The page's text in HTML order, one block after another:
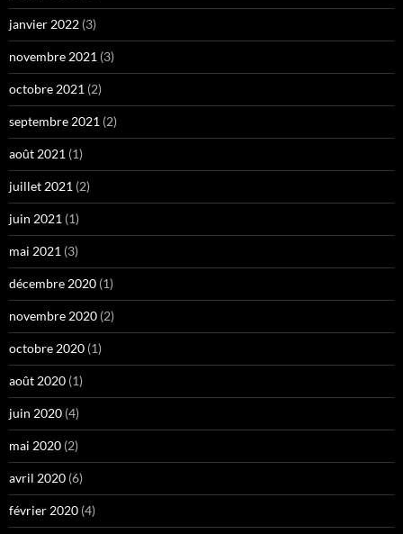
janvier 2022 (3)
novembre 2021 (3)
octobre 2021 (2)
septembre 2021 (2)
août 2021 (1)
juillet 2021 (2)
juin 2021 (1)
mai 2021 (3)
décembre 2020 (1)
novembre 2020 (2)
octobre 2020 (1)
août 2020 (1)
juin 2020 (4)
mai 2020 (2)
avril 2020 (6)
février 2020 (4)